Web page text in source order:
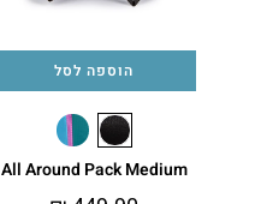
הוספה לסל
All Around Pack Medium